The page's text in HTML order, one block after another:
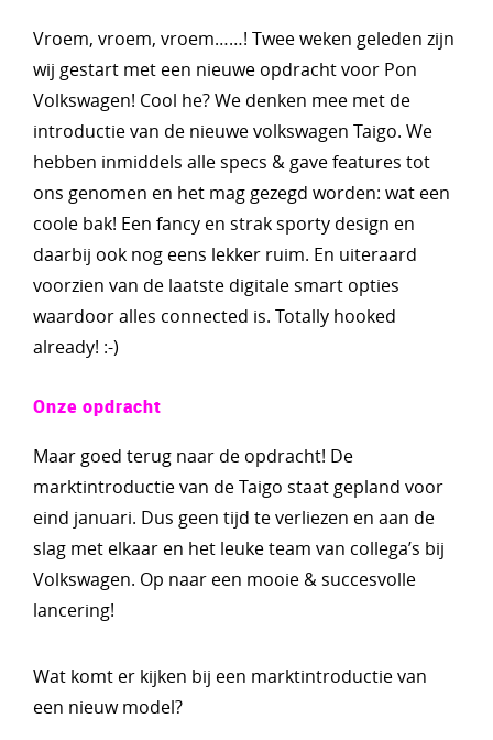
Vroem, vroem, vroem……! Twee weken geleden zijn
wij gestart met een nieuwe opdracht voor Pon
Volkswagen! Cool he? We denken mee met de
introductie van de nieuwe volkswagen Taigo. We
hebben inmiddels alle specs & gave features tot
ons genomen en het mag gezegd worden: wat een
coole bak! Een fancy en strak sporty design en
daarbij ook nog eens lekker ruim. En uiteraard
voorzien van de laatste digitale smart opties
waardoor alles connected is. Totally hooked
already! :-)
Onze opdracht
Maar goed terug naar de opdracht! De
marktintroductie van de Taigo staat gepland voor
eind januari. Dus geen tijd te verliezen en aan de
slag met elkaar en het leuke team van collega’s bij
Volkswagen. Op naar een mooie & succesvolle
lancering!
Wat komt er kijken bij een marktintroductie van
een nieuw model?